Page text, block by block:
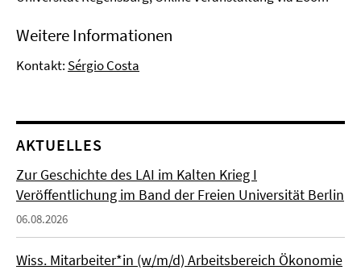
Weitere Informationen
Kontakt: Sérgio Costa
AKTUELLES
Zur Geschichte des LAI im Kalten Krieg I
Veröffentlichung im Band der Freien Universität Berlin
06.08.2026
Wiss. Mitarbeiter*in (w/m/d) Arbeitsbereich Ökonomie